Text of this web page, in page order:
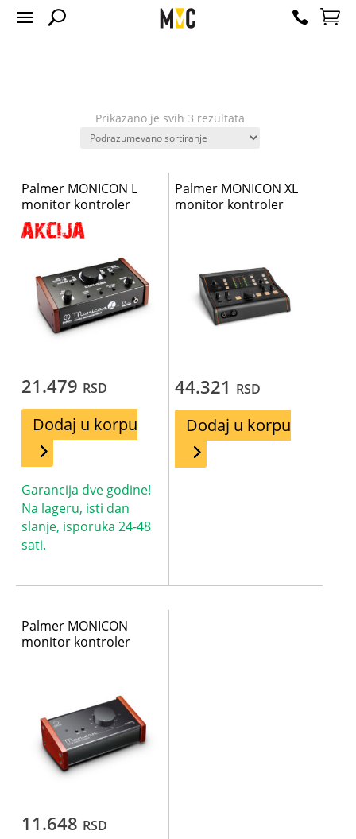
Prikazano je svih 3 rezultata
Palmer MONICON L
monitor kontroler
21.479 RSD
Dodaj u korpu
Garancija dve godine!
Na lageru, isti dan
slanje, isporuka 24-48
sati.
Palmer MONICON XL
monitor kontroler
44.321 RSD
Dodaj u korpu
Palmer MONICON
monitor kontroler
11.648 RSD